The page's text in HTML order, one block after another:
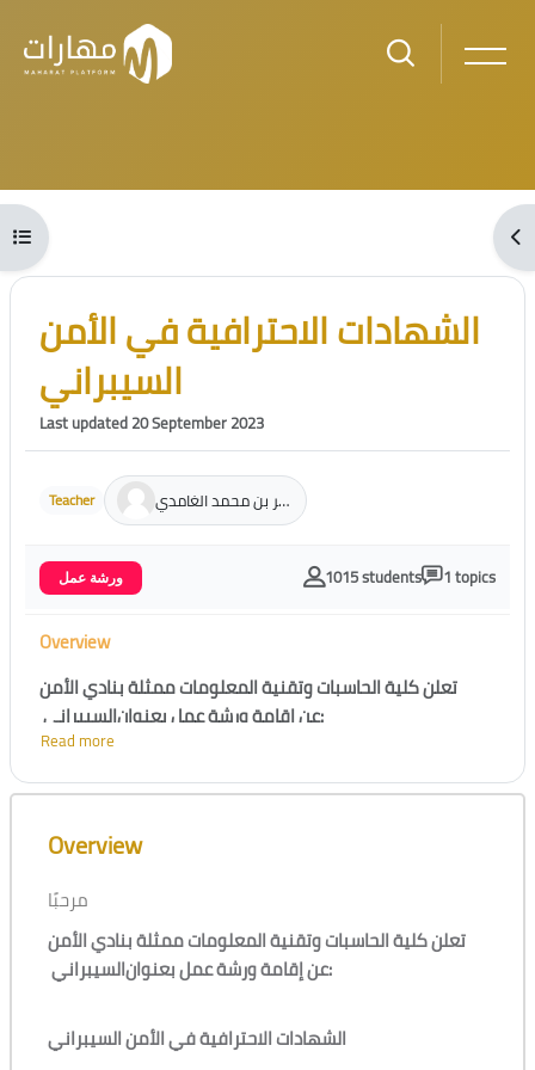
Skip to main content
Blocks
Open course index
Blocks
Skip [Cocoon] Course Intro
الشهادات الاحترافية في الأمن
السيبراني
Last updated 20 September 2023
Teacher م.عمر بن محمد الغامدي
ورشة عمل 1015 students 1 topics
Overview
تعلن كلية الحاسبات وتقنية المعلومات ممثلة بنادي الأمن
السيبرانيعن إقامة ورشة عمل بعنوان:
الشهادات الاحترافية في الأمن السيبراني
تقديم /عمر الغامدي
Read more
Skip [Cocoon] Course Overview
Overview
مرحبًا
تعلن كلية الحاسبات وتقنية المعلومات ممثلة بنادي الأمن
السيبرانيعن إقامة ورشة عمل بعنوان:
الشهادات الاحترافية في الأمن السيبراني